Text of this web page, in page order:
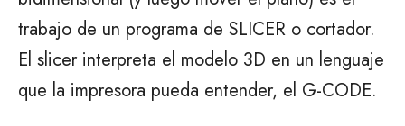
trabajo de un programa de SLICER o cortador.
El slicer interpreta el modelo 3D en un lenguaje
que la impresora pueda entender, el G-CODE.